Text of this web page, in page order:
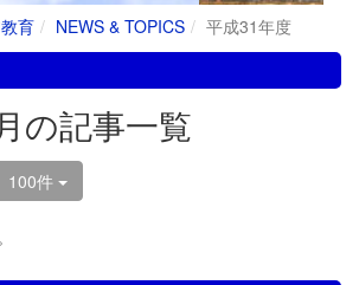
育 NEWS & TOPICS
平成31年度
の記事一覧
100件